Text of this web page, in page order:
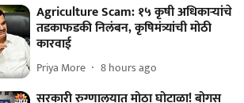
Agriculture Scam: १५ कृषी अधिकाऱ्यांचे
तडकाफडकी निलंबन, कृषिमंत्र्यांची मोठी
कारवाई
Priya More 8 hours ago
सरकारी रुग्णालयात मोठा घोटाळा! बोगस